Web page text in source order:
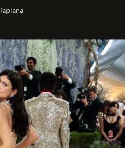
l’eredità di Daniel
il più assoluto riserbo.